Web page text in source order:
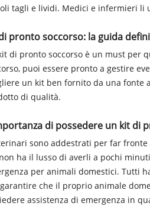
tagli e lividi. Medici e infermieri li
pronto soccorso: la guida
di pronto soccorso è un must per
puoi essere pronto a gestire
un kit ben fornito da una fonte
di qualità.
di possedere un kit di
sono addestrati per far
ha il lusso di averli a pochi
per animali domestici. Tutti
che il proprio animale
assistenza di emergenza in